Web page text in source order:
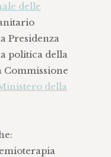
delle
Presidenza
politica della
della